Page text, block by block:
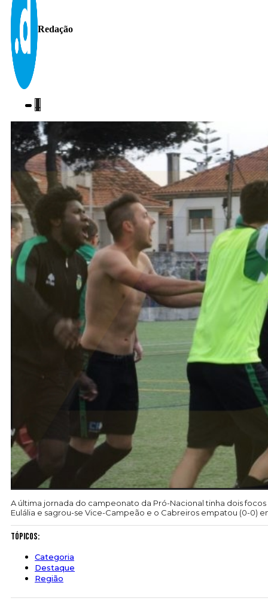
Redação
A última jornada do campeonato da Pró-Nacional tinha dois
Eulália e sagrou-se Vice-Campeão e o Cabreiros empatou (0-0)
Tópicos:
Categoria
Destaque
Região